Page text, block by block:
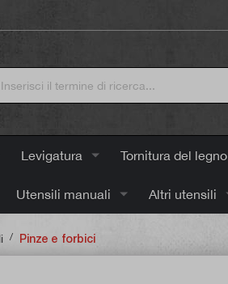
Levigatura Tornitura del legno
Utensili manuali Altri utensili
/ Pinze e forbici